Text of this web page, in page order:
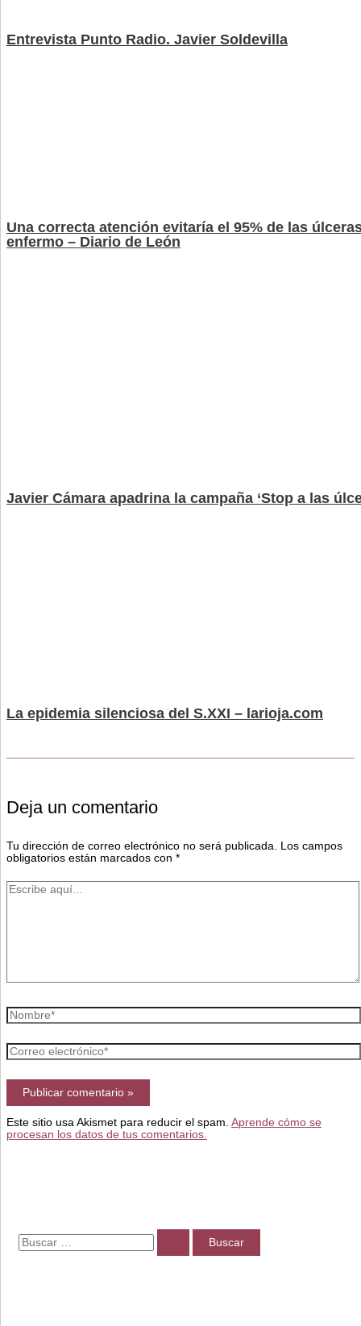
Entrevista Punto Radio. Javier Soldevilla
Una correcta atención evitaría el 95% de las
enfermo – Diario de León
Javier Cámara apadrina la campaña ‘Stop a las
La epidemia silenciosa del S.XXI – larioja.com
Deja un comentario
Tu dirección de correo electrónico no será publicada. Los campos
obligatorios están marcados con *
Escribe
Nombre*
Correo
electrónico*
Este sitio usa Akismet para reducir el spam. Aprende cómo se
procesan los datos de tus comentarios.
B